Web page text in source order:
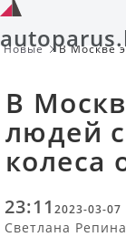
Новые
В Москве
В
людей
колеса
23:11 2023-03-07
Светлана Репина